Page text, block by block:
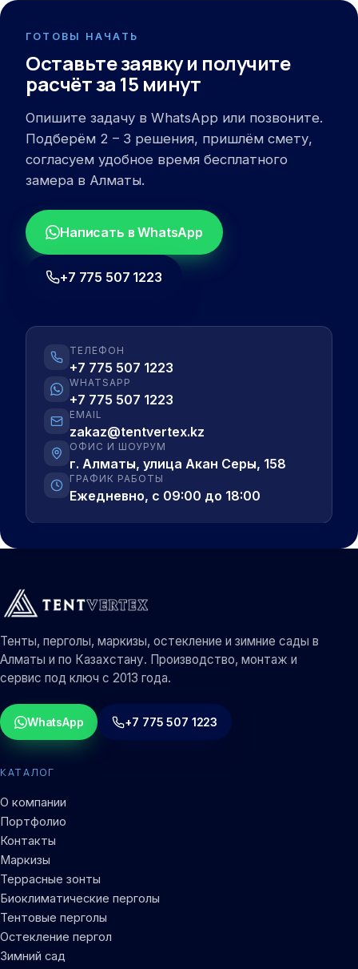
ГОТОВЫ НАЧАТЬ
Оставьте заявку и получите
расчёт за 15 минут
Опишите задачу в WhatsApp или позвоните.
Подберём 2 – 3 решения, пришлём смету,
согласуем удобное время бесплатного
замера в Алматы.
Написать в WhatsApp
+7 775 507 1223
ТЕЛЕФОН
+7 775 507 1223
WHATSAPP
+7 775 507 1223
EMAIL
zakaz@tentvertex.kz
ОФИС И ШОУРУМ
г. Алматы, улица Акан Серы, 158
ГРАФИК РАБОТЫ
Ежедневно, с 09:00 до 18:00
Тенты, перголы, маркизы, остекление и зимние сады в
Алматы и по Казахстану. Производство, монтаж и
сервис под ключ с 2013 года.
WhatsApp +7 775 507 1223
КАТАЛОГ
О компании
Портфолио
Контакты
Маркизы
Террасные зонты
Биоклиматические перголы
Тентовые перголы
Остекление пергол
Зимний сад